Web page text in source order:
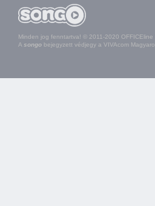
Minden jog fenntartva! © 2011-2020 OFFICEline
A songo bejegyzett védjegy a VIVAcom